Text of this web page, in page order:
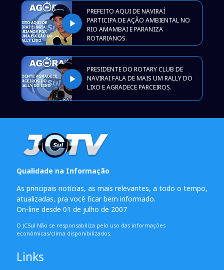
play_arrow
PREFEITO AQUI DE NAVIRAÍ
PARTICIPA DE AÇÃO AMBIENTAL NO
RIO AMAMBAI E PARANIZA
ROTARIANOS.
play_arrow
PRESIDENTE DO ROTARY CLUB DE
NAVIRAI FALA DE MAIS UM RALLY DO
LIXO E AGRADECE PARCEIROS.
Qualidade na Informação
As principais notícias, as mais relevantes, a todo o tempo,
atualizadas, pra você ficar bem informado.
On-line desde 01 de julho de 2007
O JCSul Não se responsabiliza pelo uso das informações
econômicas/clima disponibilizados.
Links